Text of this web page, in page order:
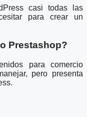
casi todas las
para crear un
Prestashop?
para comercio
pero presenta